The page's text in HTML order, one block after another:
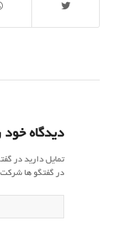
دیدگاه خود
تمایل دارید در
در گفتگو ها شرکت